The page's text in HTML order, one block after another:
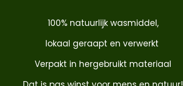
100% natuurlijk wasmiddel,
lokaal geraapt en verwerkt
Verpakt in hergebruikt materiaal